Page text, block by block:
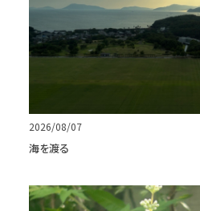
2026/08/07
海を渡る